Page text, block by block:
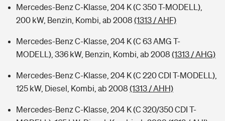
Mercedes-Benz C-Klasse, 204 K (C 350 T-MODELL),
200 kW, Benzin, Kombi, ab 2008 (1313 / AHF)
Mercedes-Benz C-Klasse, 204 K (C 63 AMG T-
MODELL), 336 kW, Benzin, Kombi, ab 2008 (1313 / AHG)
Mercedes-Benz C-Klasse, 204 K (C 220 CDI T-MODELL),
125 kW, Diesel, Kombi, ab 2008 (1313 / AHH)
Mercedes-Benz C-Klasse, 204 K (C 320/350 CDI T-